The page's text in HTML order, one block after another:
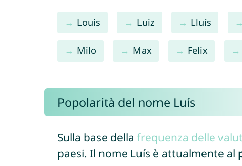
Louis Luiz Lluís
Milo Max Felix
Popolarità del nome Luís
Sulla base della frequenza delle
paesi. Il nome Luís è attualmente al